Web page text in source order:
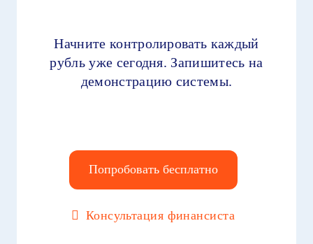
Начните контролировать каждый
рубль уже сегодня. Запишитесь на
демонстрацию системы.
Попробовать бесплатно
Консультация финансиста